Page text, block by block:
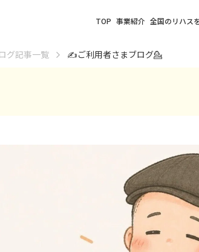
グ記事一覧 ✍️ご利用者さまブログ💁
TOP 事業紹介 全国のリハス
東北エリア
四国・九州エ